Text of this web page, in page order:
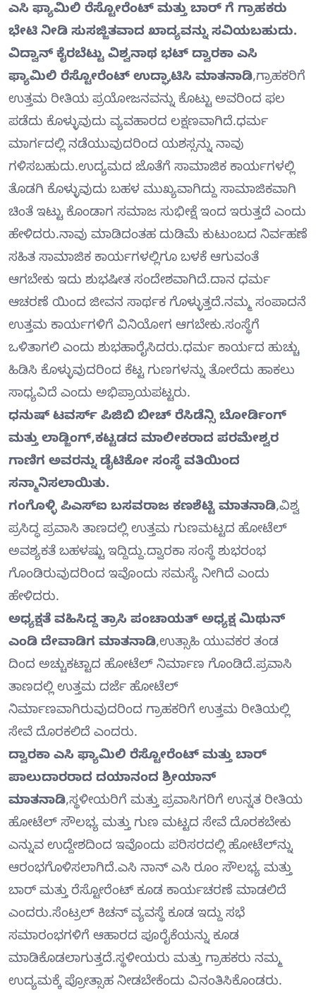
ಎಸಿ ಫ್ಯಾಮಿಲಿ ರೆಸ್ಟೋರೆಂಟ್ ಮತ್ತು ಬಾರ್ ಗೆ ಗ್ರಾಹಕರು
ಭೇಟಿ ನೀಡಿ ಸುಸಜ್ಜಿತವಾದ ಖಾದ್ಯವನ್ನು ಸವಿಯಬಹುದು.
ವಿದ್ವಾನ್ ಕೈರಬೆಟ್ಟು ವಿಶ್ವನಾಥ ಭಟ್ ದ್ವಾರಕಾ ಎಸಿ
ಫ್ಯಾಮಿಲಿ ರೆಸ್ಟೋರೆಂಟ್ ಉದ್ಘಾಟಿಸಿ ಮಾತನಾಡಿ,ಗ್ರಾಹಕರಿಗೆ
ಉತ್ತಮ ರೀತಿಯ ಪ್ರಯೋಜನವನ್ನು ಕೊಟ್ಟು ಅವರಿಂದ ಫಲ
ಪಡೆದು ಕೊಳ್ಳುವುದು ವ್ಯವಹಾರದ ಲಕ್ಷಣವಾಗಿದೆ.ಧರ್ಮ
ಮಾರ್ಗದಲ್ಲಿ ನಡೆಯುವುದರಿಂದ ಯಶಸ್ಸನ್ನು ನಾವು
ಗಳಿಸಬಹುದು.ಉದ್ಯಮದ ಜೊತೆಗೆ ಸಾಮಾಜಿಕ ಕಾರ್ಯಗಳಲ್ಲಿ
ತೊಡಗಿ ಕೊಳ್ಳುವುದು ಬಹಳ ಮುಖ್ಯವಾಗಿದ್ದು ಸಾಮಾಜಿಕವಾಗಿ
ಚಿಂತೆ ಇಟ್ಟು ಕೊಂಡಾಗ ಸಮಾಜ ಸುಭೀಕ್ಷೆ ಇಂದ ಇರುತ್ತದೆ ಎಂದು
ಹೇಳಿದರು.ನಾವು ಮಾಡಿದಂತಹ ದುಡಿಮೆ ಕುಟುಂಬದ ನಿರ್ವಹಣೆ
ಸಹಿತ ಸಾಮಾಜಿಕ ಕಾರ್ಯಗಳಲ್ಲಿಗೂ ಬಳಕೆ ಆಗುವಂತೆ
ಆಗಬೇಕು ಇದು ಶುಭಷೀತ ಸಂದೇಶವಾಗಿದೆ.ದಾನ ಧರ್ಮ
ಆಚರಣೆ ಯಿಂದ ಜೀವನ ಸಾರ್ಥಕ ಗೊಳ್ಳುತ್ತದೆ.ನಮ್ಮ ಸಂಪಾದನೆ
ಉತ್ತಮ ಕಾರ್ಯಗಳಿಗೆ ವಿನಿಯೋಗ ಆಗಬೇಕು.ಸಂಸ್ಥೆಗೆ
ಒಳಿತಾಗಲಿ ಎಂದು ಶುಭಹಾರೈಸಿದರು.ಧರ್ಮ ಕಾರ್ಯದ ಹುಚ್ಚು
ಹಿಡಿಸಿ ಕೊಳ್ಳುವುದರಿಂದ ಕೆಟ್ಟ ಗುಣಗಳನ್ನು ತೋರೆದು ಹಾಕಲು
ಸಾಧ್ಯವಿದೆ ಎಂದು ಅಭಿಪ್ರಾಯಪಟ್ಟರು.
ಧನುಷ್ ಟವರ್ಸ್ ಪಿಜಿಬಿ ಬೀಚ್ ರೆಸಿಡೆನ್ಸಿ ಬೋರ್ಡಿಂಗ್
ಮತ್ತು ಲಾಡ್ಜಿಂಗ್,ಕಟ್ಟಡದ ಮಾಲೀಕರಾದ ಪರಮೇಶ್ವರ
ಗಾಣಿಗ ಅವರನ್ನು ಡೈಟಿಕೋ ಸಂಸ್ಥೆ ವತಿಯಿಂದ
ಸನ್ಮಾನಿಸಲಾಯಿತು.
ಗಂಗೊಳ್ಳಿ ಪಿಎಸ್ಐ ಬಸವರಾಜ ಕಣಶೆಟ್ಟಿ ಮಾತನಾಡಿ,ವಿಶ್ವ
ಪ್ರಸಿದ್ಧ ಪ್ರವಾಸಿ ತಾಣದಲ್ಲಿ ಉತ್ತಮ ಗುಣಮಟ್ಟದ ಹೋಟೆಲ್
ಅವಶ್ಯಕತೆ ಬಹಳಷ್ಟು ಇದ್ದಿದ್ದು.ದ್ವಾರಕಾ ಸಂಸ್ಥೆ ಶುಭರಂಭ
ಗೊಂಡಿರುವುದರಿಂದ ಇವೊಂದು ಸಮಸ್ಯೆ ನೀಗಿದೆ ಎಂದು
ಹೇಳಿದರು.
ಅಧ್ಯಕ್ಷತೆ ವಹಿಸಿದ್ದ ತ್ರಾಸಿ ಪಂಚಾಯತ್ ಅಧ್ಯಕ್ಷ ಮಿಥುನ್
ಎಂಡಿ ದೇವಾಡಿಗ ಮಾತನಾಡಿ,ಉತ್ಸಾಹಿ ಯುವಕರ ತಂಡ
ದಿಂದ ಅಚ್ಚುಕಟ್ಟಾದ ಹೋಟೆಲ್ ನಿರ್ಮಾಣ ಗೊಂಡಿದೆ.ಪ್ರವಾಸಿ
ತಾಣದಲ್ಲಿ ಉತ್ತಮ ದರ್ಜೆ ಹೋಟೆಲ್
ನಿರ್ಮಾಣವಾಗಿರುವುದರಿಂದ ಗ್ರಾಹಕರಿಗೆ ಉತ್ತಮ ರೀತಿಯಲ್ಲಿ
ಸೇವೆ ದೊರಕಲಿದೆ ಎಂದರು.
ದ್ವಾರಕಾ ಎಸಿ ಫ್ಯಾಮಿಲಿ ರೆಸ್ಟೋರೆಂಟ್ ಮತ್ತು ಬಾರ್
ಪಾಲುದಾರರಾದ ದಯಾನಂದ ಶ್ರೀಯಾನ್
ಮಾತನಾಡಿ,ಸ್ಥಳೀಯರಿಗೆ ಮತ್ತು ಪ್ರವಾಸಿಗರಿಗೆ ಉನ್ನತ ರೀತಿಯ
ಹೋಟೆಲ್ ಸೌಲಭ್ಯ ಮತ್ತು ಗುಣ ಮಟ್ಟದ ಸೇವೆ ದೊರಕಬೇಕು
ಎನ್ನುವ ಉದ್ದೇಶದಿಂದ ಇವೊಂದು ಪರಿಸರದಲ್ಲಿ ಹೋಟೆಲ್‍ನ್ನು
ಆರಂಭಗೊಳಿಸಲಾಗಿದೆ.ಎಸಿ ನಾನ್ ಎಸಿ ರೂಂ ಸೌಲಭ್ಯ ಮತ್ತು
ಬಾರ್ ಮತ್ತು ರೆಸ್ಟೋರೆಂಟ್ ಕೂಡ ಕಾರ್ಯಚರಣೆ ಮಾಡಲಿದೆ
ಎಂದರು.ಸೆಂಟ್ರಲ್ ಕಿಚನ್ ವ್ಯವಸ್ಥೆ ಕೂಡ ಇದ್ದು ಸಭೆ
ಸಮಾರಂಭಗಳಿಗೆ ಆಹಾರದ ಪೂರೈಕೆಯನ್ನು ಕೂಡ
ಮಾಡಿಕೊಡಲಾಗುತ್ತದೆ.ಸ್ಥಳೀಯರು ಮತ್ತು ಗ್ರಾಹಕರು ನಮ್ಮ
ಉದ್ಯಮಕ್ಕೆ ಪ್ರೋತ್ಸಾಹ ನೀಡಬೇಕೆಂದು ವಿನಂತಿಸಿಕೊಂಡರು.